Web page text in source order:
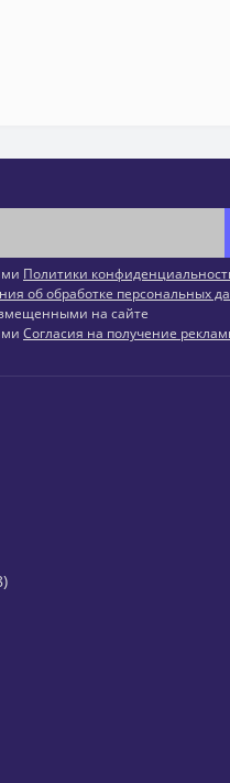
Политики
об обработке персональных
на сайте
Согласия на получение